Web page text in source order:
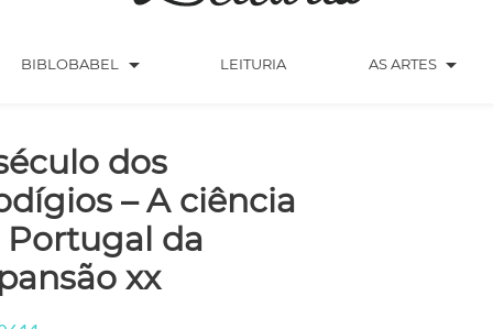
BIBLOBABEL arrow_drop_down LEITURIA AS ARTES arrow_drop_down
dos
– A ciência
Portugal da
xx